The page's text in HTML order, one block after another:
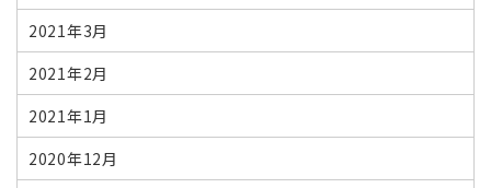
2021年3月
2021年2月
2021年1月
2020年12月